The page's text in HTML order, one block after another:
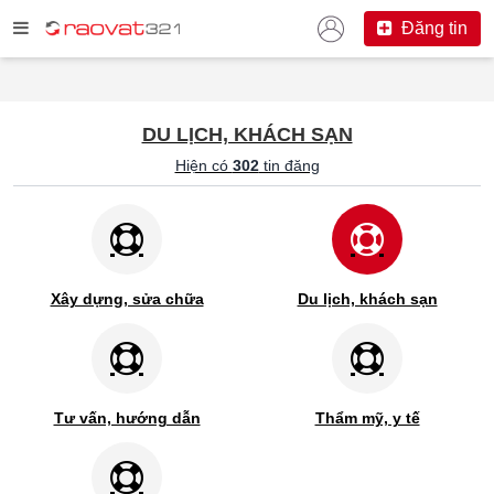
Đăng tin
DU LỊCH, KHÁCH SẠN
Hiện có 302tin đăng
Xây dựng, sửa chữa Du lịch, khách sạn
Tư vấn, hướng dẫn Thẩm mỹ, y tế